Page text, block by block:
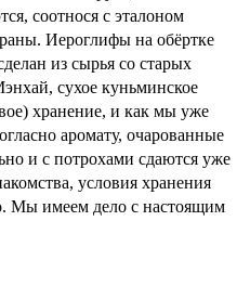
соотнося с эталоном
Иероглифы на обёртке
из сырья со старых
сухое куньминское
хранение, и как мы уже
аромату, очарованные
и с потрохами сдаются уже
условия хранения
Мы имеем дело с настоящим